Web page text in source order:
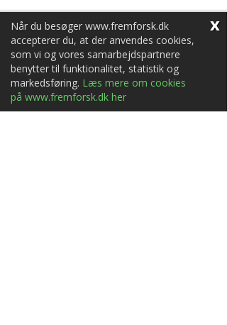
Fremtidens
arbejdsmarked og de
yngre medlemmer!
Bestyrelse unge og
efterskolen
Når du besøger www.fremforsk.dk
accepterer du, at der anvendes cookies,
som vi og vores samarbejdspartnere
benytter til funktionalitet, statistik og
markedsføring. Læs mere om cookies
på www.fremforsk.dk her
x